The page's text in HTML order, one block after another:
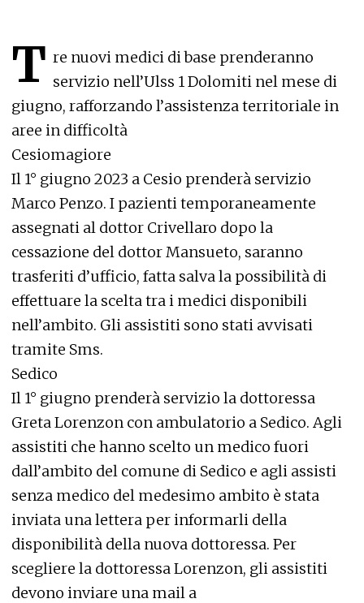
T re nuovi medici di base prenderanno
servizio nell’Ulss 1 Dolomiti nel mese di
giugno, rafforzando l’assistenza territoriale in
aree in difficoltà
Cesiomagiore
Il 1° giugno 2023 a Cesio prenderà servizio
Marco Penzo. I pazienti temporaneamente
assegnati al dottor Crivellaro dopo la
cessazione del dottor Mansueto, saranno
trasferiti d’ufficio, fatta salva la possibilità di
effettuare la scelta tra i medici disponibili
nell’ambito. Gli assistiti sono stati avvisati
tramite Sms.
Sedico
Il 1° giugno prenderà servizio la dottoressa
Greta Lorenzon con ambulatorio a Sedico. Agli
assistiti che hanno scelto un medico fuori
dall’ambito del comune di Sedico e agli assisti
senza medico del medesimo ambito è stata
inviata una lettera per informarli della
disponibilità della nuova dottoressa. Per
scegliere la dottoressa Lorenzon, gli assistiti
devono inviare una mail a